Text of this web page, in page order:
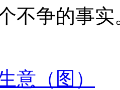
不争的事实
意（图）